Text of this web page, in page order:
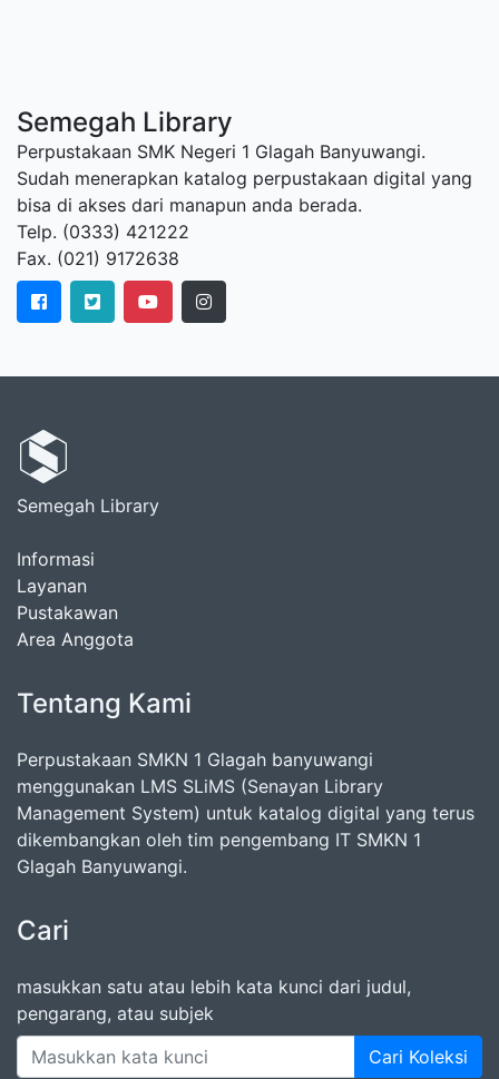
Semegah Library
Perpustakaan SMK Negeri 1 Glagah Banyuwangi.
Sudah menerapkan katalog perpustakaan digital yang
bisa di akses dari manapun anda berada.
Telp. (0333) 421222
Fax. (021) 9172638
Semegah Library
Informasi
Layanan
Pustakawan
Area Anggota
Tentang Kami
Perpustakaan SMKN 1 Glagah banyuwangi
menggunakan LMS SLiMS (Senayan Library
Management System) untuk katalog digital yang terus
dikembangkan oleh tim pengembang IT SMKN 1
Glagah Banyuwangi.
Cari
masukkan satu atau lebih kata kunci dari judul,
pengarang, atau subjek
Cari Koleksi